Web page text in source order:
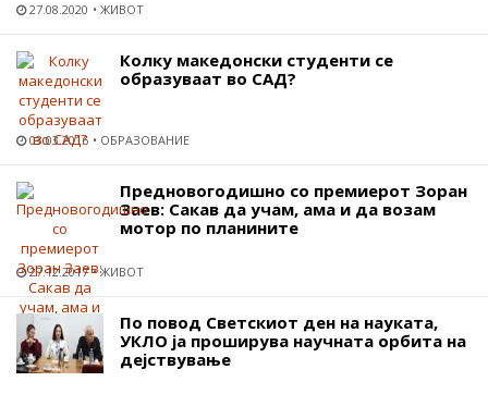
27.08.2020 ЖИВОТ
Колку македонски студенти се
образуваат во САД?
03.03.2016 ОБРАЗОВАНИЕ
Предновогодишно со премиерот Зоран
Заев: Сакав да учам, ама и да возам
мотор по планините
27.12.2017 ЖИВОТ
По повод Светскиот ден на науката,
УКЛО ја проширува научната орбита на
дејствување